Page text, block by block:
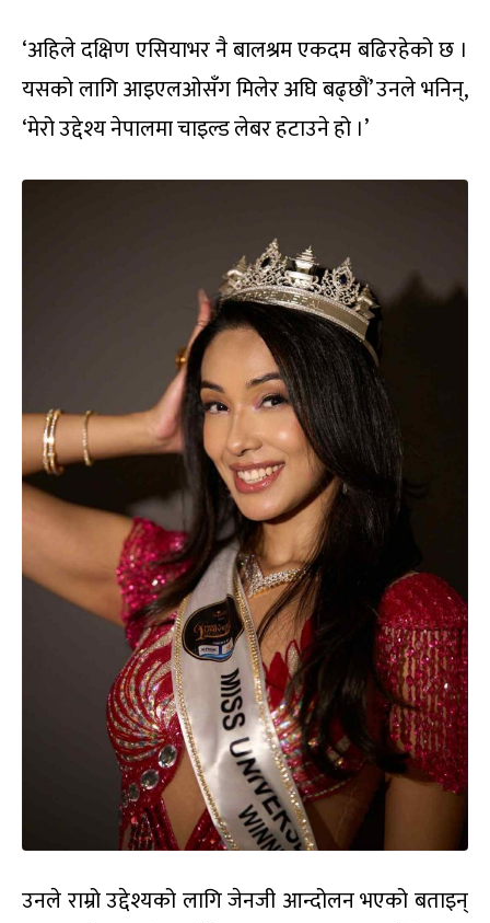
‘अहिले दक्षिण एसियाभर नै बालश्रम एकदम बढिरहेको छ ।
यसको लागि आइएलओसँग मिलेर अघि बढ्छौं’ उनले भनिन्,
‘मेरो उद्देश्य नेपालमा चाइल्ड लेबर हटाउने हो ।’
उनले राम्रो उद्देश्यको लागि जेनजी आन्दोलन भएको बताइन्